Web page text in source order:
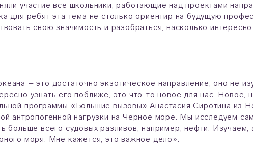
участие все школьники, работающие над проектами
для ребят эта тема не столько ориентир на будущую
свою значимость и разобраться, насколько
– это достаточно экзотическое направление, оно не
узнать его поближе, это что-то новое для нас. Новое,
программы «Большие вызовы» Анастасия Сиротина из
антропогенной нагрузки на Черное море. Мы исследуем
больше всего судовых разливов, например, нефти. Изучаем,
моря. Мне кажется, это важное дело».